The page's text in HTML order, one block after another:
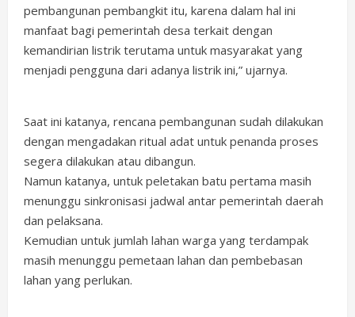
pembangunan pembangkit itu, karena dalam hal ini
manfaat bagi pemerintah desa terkait dengan
kemandirian listrik terutama untuk masyarakat yang
menjadi pengguna dari adanya listrik ini,” ujarnya.
Saat ini katanya, rencana pembangunan sudah dilakukan
dengan mengadakan ritual adat untuk penanda proses
segera dilakukan atau dibangun.
Namun katanya, untuk peletakan batu pertama masih
menunggu sinkronisasi jadwal antar pemerintah daerah
dan pelaksana.
Kemudian untuk jumlah lahan warga yang terdampak
masih menunggu pemetaan lahan dan pembebasan
lahan yang perlukan.